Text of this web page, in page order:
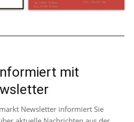
mit
Newsletter informiert Sie